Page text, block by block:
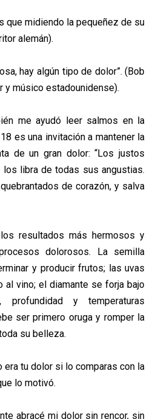
que midiendo la pequeñez de su
alemán).
hay algún tipo de dolor”. (Bob
y músico estadounidense).
me ayudó leer salmos en la
es una invitación a mantener la
de un gran dolor: “Los justos
libra de todas sus angustias.
de corazón, y salva
resultados más hermosos y
dolorosos. La semilla
y producir frutos; las uvas
al vino; el diamante se forja bajo
profundidad y temperaturas
ser primero oruga y romper la
su belleza.
era tu dolor si lo comparas con la
lo motivó.
abracé mi dolor sin rencor, sin